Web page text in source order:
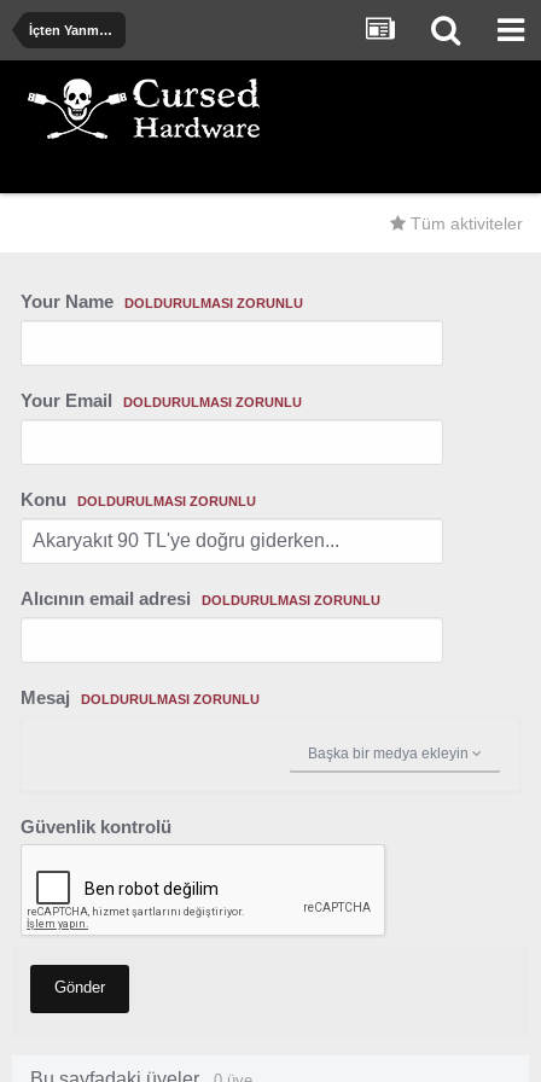
İçten Yanmalı ve Elektrik Motorlu Araçlar
Tüm aktiviteler
Your Name DOLDURULMASI ZORUNLU
Your Email DOLDURULMASI ZORUNLU
Konu DOLDURULMASI ZORUNLU
Alıcının email adresi DOLDURULMASI ZORUNLU
Mesaj DOLDURULMASI ZORUNLU
Başka bir medya ekleyin
Güvenlik kontrolü
Gönder